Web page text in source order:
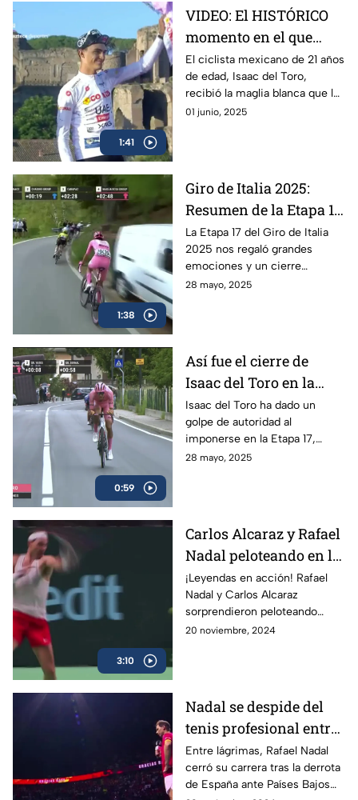
1:41
VIDEO: El HISTÓRICO
momento en el que
Isaac del Toro recibe la
Maglia Blanca en el
Giro de Italia 2025
El ciclista mexicano de 21 años
de edad, Isaac del Toro,
recibió la maglia blanca que lo
acredita como el mejor menor
01 junio, 2025
1:38
Giro de Italia 2025:
Resumen de la Etapa 17
y el triunfo de Isaac del
Toro
La Etapa 17 del Giro de Italia
2025 nos regaló grandes
emociones y un cierre
espectacular, en donde el líder
28 mayo, 2025
0:59
Así fue el cierre de
Isaac del Toro en la
Etapa 17 del Giro de
Italia
Isaac del Toro ha dado un
golpe de autoridad al
imponerse en la Etapa 17,
consolidándose como líder de
28 mayo, 2025
3:10
Carlos Alcaraz y Rafael
Nadal peloteando en la
Copa Davis
¡Leyendas en acción! Rafael
Nadal y Carlos Alcaraz
sorprendieron peloteando
juntos en la Copa Davis
20 noviembre, 2024
Nadal se despide del
tenis profesional entre
lágrimas
Entre lágrimas, Rafael Nadal
cerró su carrera tras la derrota
de España ante Países Bajos